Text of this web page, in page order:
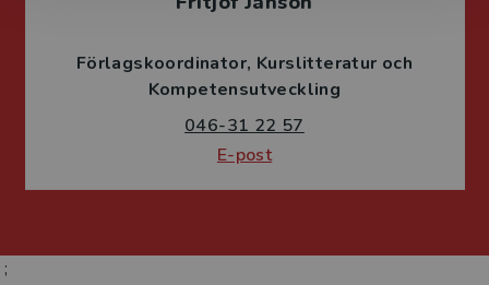
Förlagskoordinator Kurslitteratur och
Kompetensutveckling
046-31 22 57
E-post
;